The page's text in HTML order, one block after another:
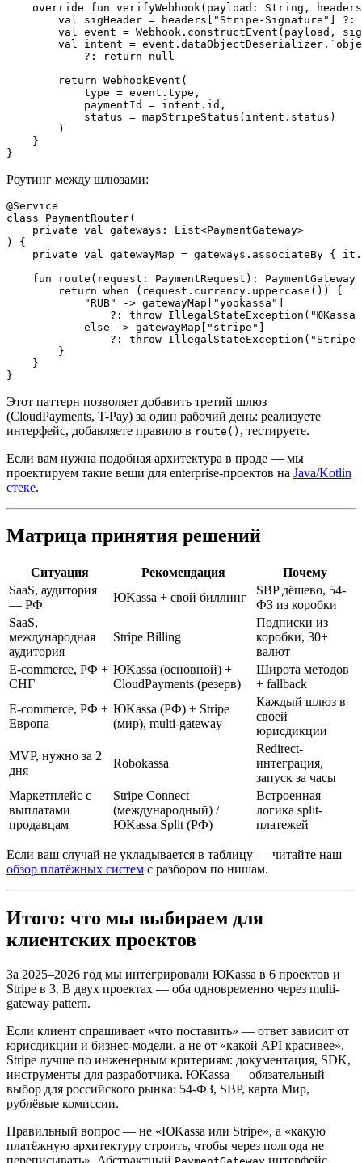
override fun verifyWebhook(payload: String,
val sigHeader = headers["Stripe-Signature"] ?:
val event = Webhook.constructEvent(payload,
val intent =
            ?: return null
        return WebhookEvent(
            type = event.type,
            paymentId = intent.id,
            status = mapStripeStatus(intent.status)
        )
    }
Роутинг между шлюзами:
@Service
class PaymentRouter(
    private val gateways: List<PaymentGateway>
) {
private val gatewayMap = gateways.associateBy {
fun route(request: PaymentRequest): PaymentGateway
        return when (request.currency.uppercase()) {
            "RUB" -> gatewayMap["yookassa"]
?: throw IllegalStateException("ЮKassa
            else -> gatewayMap["stripe"]
?: throw IllegalStateException("Stripe
        }
    }
Этот паттерн позволяет добавить третий шлюз
(CloudPayments, T-Pay) за один рабочий день: реализуете
интерфейс, добавляете правило в route() , тестируете.
Если вам нужна подобная архитектура в проде — мы
проектируем такие вещи для enterprise-проектов на Java/Kotlin
стеке.
Матрица принятия решений
Ситуация Рекомендация
Почему
SaaS, аудитория
— РФ
ЮKassa + свой биллинг
SBP дёшево, 54-
ФЗ из коробки
SaaS,
международная
аудитория
Stripe Billing
Подписки из
коробки, 30+
валют
E-commerce, РФ +
СНГ
ЮKassa (основной) +
CloudPayments (резерв)
Широта методов
+ fallback
E-commerce, РФ +
Европа
ЮKassa (РФ) + Stripe
(мир), multi-gateway
Каждый шлюз в
своей
юрисдикции
MVP, нужно за 2
дня
Robokassa
Redirect-
интеграция,
запуск за часы
Маркетплейс с
выплатами
продавцам
Stripe Connect
(международный) /
ЮKassa Split (РФ)
Встроенная
логика split-
платежей
Если ваш случай не укладывается в таблицу — читайте наш
обзор платёжных систем с разбором по нишам.
Итого: что мы выбираем для
клиентских проектов
За 2025–2026 год мы интегрировали ЮKassa в 6 проектов и
Stripe в 3. В двух проектах — оба одновременно через multi-
gateway pattern.
Если клиент спрашивает «что поставить» — ответ зависит от
юрисдикции и бизнес-модели, а не от «какой API красивее».
Stripe лучше по инженерным критериям: документация, SDK,
инструменты для разработчика. ЮKassa — обязательный
выбор для российского рынка: 54-ФЗ, SBP, карта Мир,
рублёвые комиссии.
Правильный вопрос — не «ЮKassa или Stripe», а «какую
платёжную архитектуру строить, чтобы через полгода не